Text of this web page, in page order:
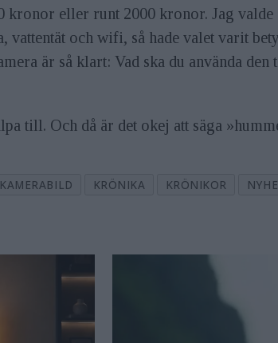
kronor eller runt 2000 kronor. Jag
vattentät och wifi, så hade valet varit
är så klart: Vad ska du använda
till. Och då är det okej att säga
KAMERABILD KRÖNIKA KRÖNIKOR